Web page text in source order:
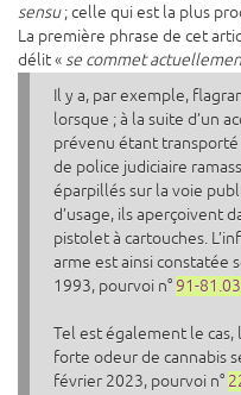
sensu; celle qui est la plus
La première phrase de cet
délit «se commet
Il y a, par exemple,
lorsque ; à la suite d’un
prévenu étant transporté
de police judiciaire
éparpillés sur la voie
d’usage, ils aperçoivent
pistolet à cartouches.
arme est ainsi constatée
1993, pourvoi n° 91-
Tel est également le
forte odeur de cannabis
février 2023, pourvoi n°